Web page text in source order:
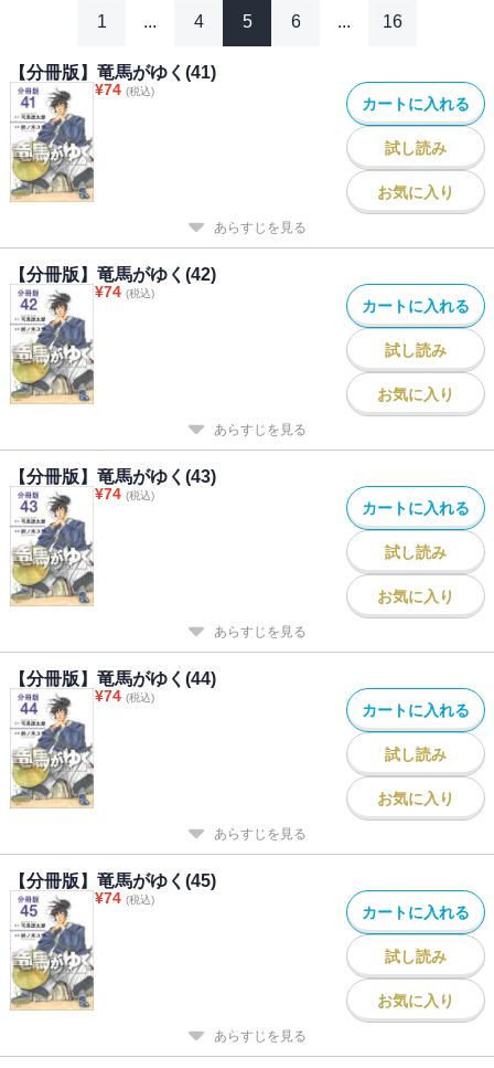
1 ... 4 5 6 ... 16
【分冊版】竜馬がゆく(41)
¥74 (税込)
カートに入れる
試し読み
お気に入り
あらすじを見る
【分冊版】竜馬がゆく(42)
¥74 (税込)
カートに入れる
試し読み
お気に入り
あらすじを見る
【分冊版】竜馬がゆく(43)
¥74 (税込)
カートに入れる
試し読み
お気に入り
あらすじを見る
【分冊版】竜馬がゆく(44)
¥74 (税込)
カートに入れる
試し読み
お気に入り
あらすじを見る
【分冊版】竜馬がゆく(45)
¥74 (税込)
カートに入れる
試し読み
お気に入り
あらすじを見る